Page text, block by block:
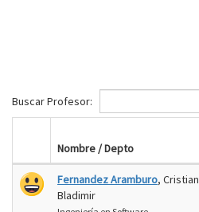
Buscar Profesor:
Nombre / Depto
Fernandez Aramburo, Cristian
Bladimir